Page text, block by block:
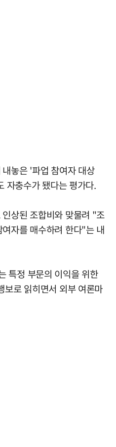
놓은 '파업 참여자 대상
자충수가 됐다는 평가다.
상된 조합비와 맞물려 "조
자를 매수하려 한다"는 내
특정 부문의 이익을 위한
로 읽히면서 외부 여론마